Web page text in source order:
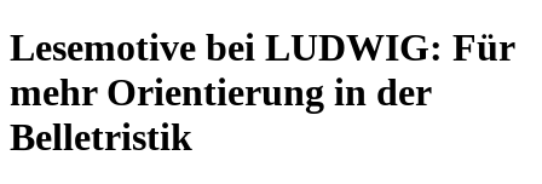
Lesemotive bei LUDWIG: Für
mehr Orientierung in der
Belletristik